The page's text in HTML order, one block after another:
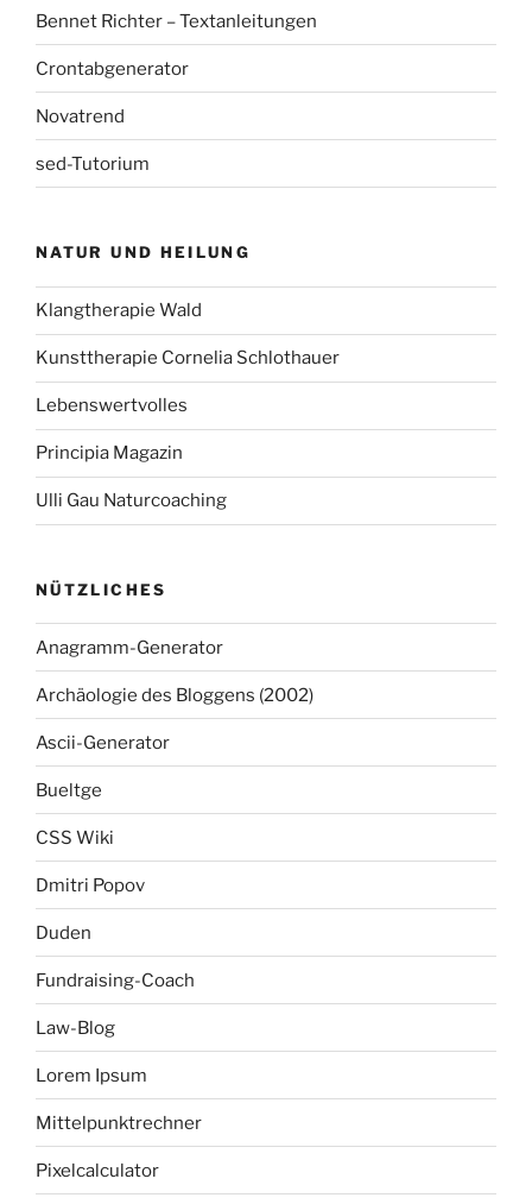
Bennet Richter – Textanleitungen
Crontabgenerator
Novatrend
sed-Tutorium
NATUR UND HEILUNG
Klangtherapie Wald
Kunsttherapie Cornelia Schlothauer
Lebenswertvolles
Principia Magazin
Ulli Gau Naturcoaching
NÜTZLICHES
Anagramm-Generator
Archäologie des Bloggens (2002)
Ascii-Generator
Bueltge
CSS Wiki
Dmitri Popov
Duden
Fundraising-Coach
Law-Blog
Lorem Ipsum
Mittelpunktrechner
Pixelcalculator